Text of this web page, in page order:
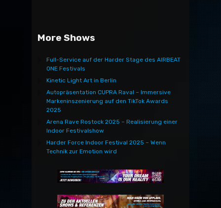
More Shows
Full-Service auf der Harder Stage des AIRBEAT
ONE Festivals
Kinetic Light Art in Berlin
Autopräsentation CUPRA Raval – Immersive
Markeninszenierung auf den TikTok Awards
2025
Arena Rave Rostock 2025 – Realisierung einer
Indoor Festivalshow
Harder Force Indoor Festival 2025 – Wenn
Technik zur Emotion wird